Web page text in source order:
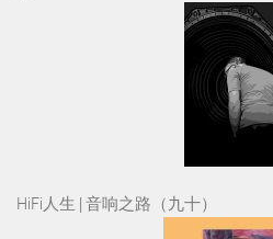
HiFi人生 | 音响之路（九十）